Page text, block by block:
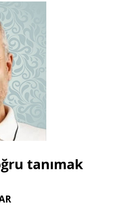
Toplum
- Sanat
- Analiz
tanımak